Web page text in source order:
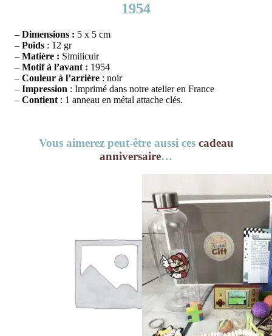
1954
– Dimensions : 5 x 5 cm
– Poids : 12 gr
– Matière : Similicuir
– Motif à l’avant : 1954
– Couleur à l’arrière : noir
– Impression : Imprimé dans notre atelier en France
– Contient : 1 anneau en métal attache clés.
Vous aimerez peut-être aussi ces cadeau
anniversaire…